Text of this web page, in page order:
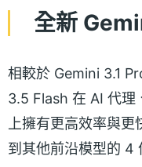
全新
相較於 Gemini 3.1
3.5 Flash 在 AI 代理
上擁有更高效率與更
到其他前沿模型的 4